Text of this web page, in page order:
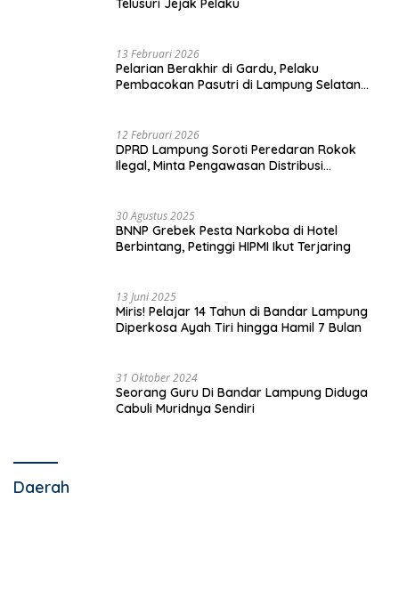
Telusuri Jejak Pelaku
13 Februari 2026
Pelarian Berakhir di Gardu, Pelaku
Pembacokan Pasutri di Lampung Selatan
12 Februari 2026
DPRD Lampung Soroti Peredaran Rokok
Ilegal, Minta Pengawasan Distribusi
30 Agustus 2025
BNNP Grebek Pesta Narkoba di Hotel
Berbintang, Petinggi HIPMI Ikut Terjaring
13 Juni 2025
Miris! Pelajar 14 Tahun di Bandar Lampung
Diperkosa Ayah Tiri hingga Hamil 7 Bulan
31 Oktober 2024
Seorang Guru Di Bandar Lampung Diduga
Cabuli Muridnya Sendiri
Daerah